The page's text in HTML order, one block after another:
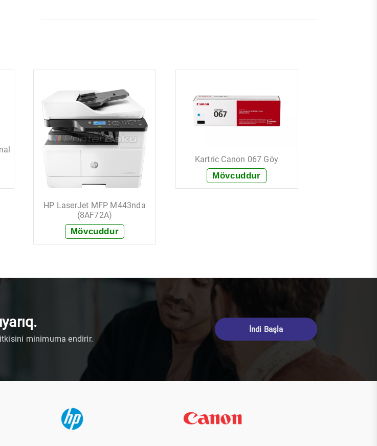
HP LaserJet MFP M443nda
(8AF72A)
Mövcuddur
Kartric Canon 067 Göy
Mövcuddur
+ Sifariş et
minimuma endirir.
İndi Başla